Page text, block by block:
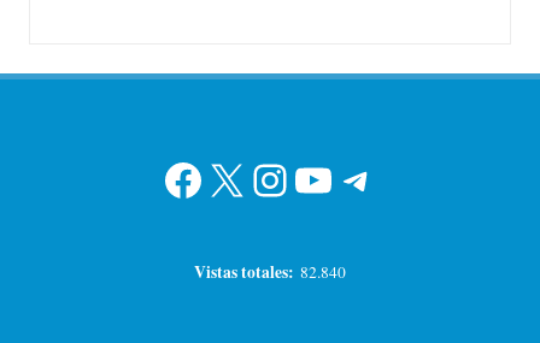
Facebook
X Instagram
YouTube
Telegram
Vistas totales: 82.840